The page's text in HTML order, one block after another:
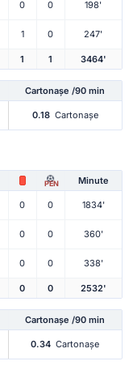
0 0 198'
1 0 247'
1 1 3464'
Cartonașe /90 min
0.18 Cartonașe
PEN Minute
0 0 1834'
0 0 360'
0 0 338'
0 0 2532'
Cartonașe /90 min
0.34 Cartonașe